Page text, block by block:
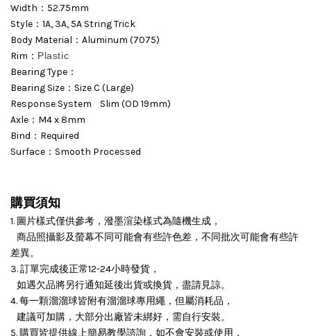
Width：52.75mm
Style：1A, 3A, 5A String Trick
Body Material：Aluminum (7075)
Rim： Plastic
Bearing Type：
Bearing Size：Size C (Large)
Response System Slim (OD 19mm)
Axle：M4 x 8mm
Bind：Required
Surface：Smooth Processed
購買須知
1. 圖片樣式僅供參考，潑墨渲染樣式為隨機生成，
商品照攝影及螢幕不同可能會有些許色差，不同批次可能會有些許
差異。
3. 訂單完成後正常12-24小時發貨，
如遇欠品將另行通知延後出貨或換貨，盡請見諒。
4. 每一顆溜溜球皆附有溜溜球專用繩，但屬消耗品，
建議可加購，大部分出廠皆未綁好，需自行安裝。
5. 購買皆提供線上簡易教學諮詢，如不會安裝或使用，